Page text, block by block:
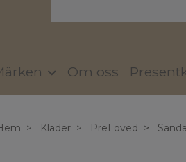
Om oss
Kläder PreLoved